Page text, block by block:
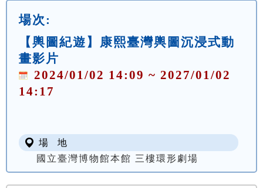
場次:
【輿圖紀遊】康熙臺灣輿圖沉浸式動
畫影片
2024/01/02 14:09 ~ 2027/01/02
14:17
場 地
國立臺灣博物館本館 三樓環形劇場